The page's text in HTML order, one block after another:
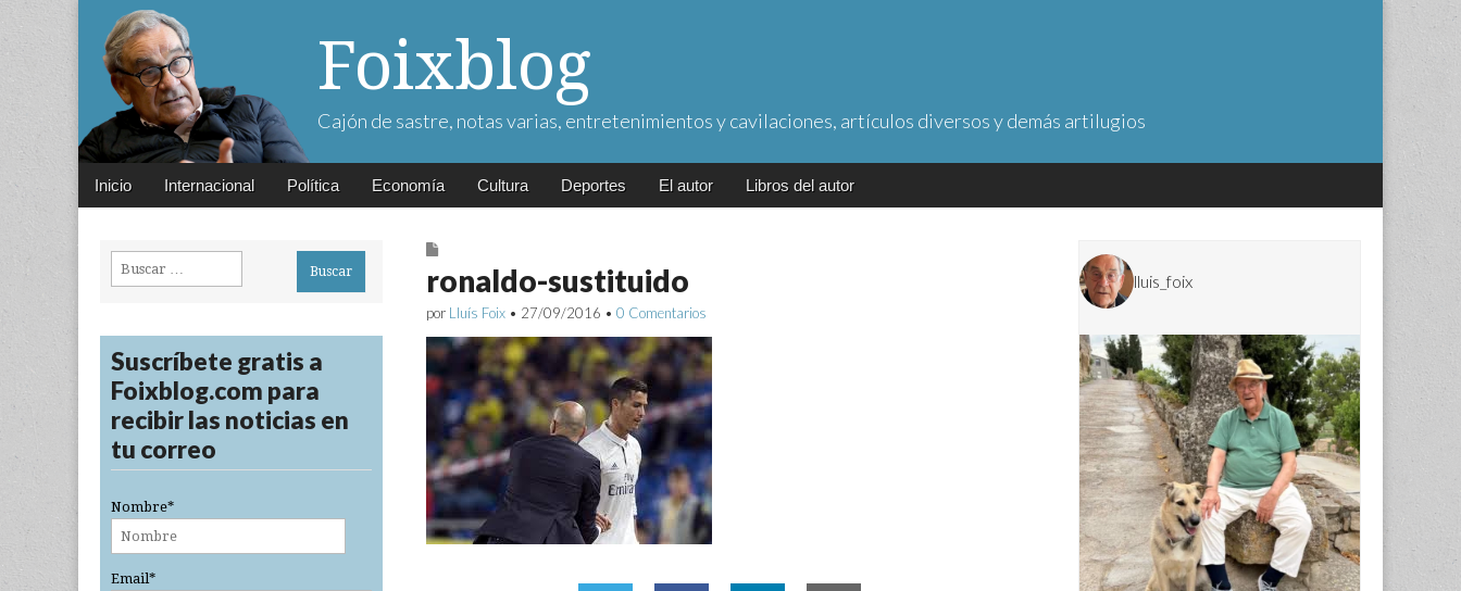
Foixblog
Cajón de sastre, notas varias, entretenimientos y cavilaciones, artículos diversos y demás artilugios
Main
Skip
Inicio Internacional Política Economía Cultura Deportes El autor Libros del autor
ronaldo-sustituido
por Lluís Foix • 27/09/2016 • 0 Comentarios
Buscar:
Suscríbete gratis a
Foixblog.com para
recibir las noticias en
tu correo
Nombre*
Email*
lluis_foix